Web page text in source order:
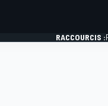
RACCOURCIS :